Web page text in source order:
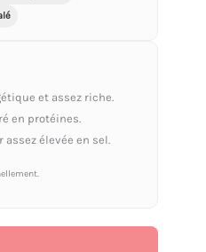
et assez riche.
en protéines.
élevée en sel.